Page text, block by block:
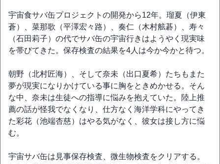
宇宙食サバ缶プロジェクトの開発から12年。瑠夏（伊東
蒼）、菜那歌（平澤宏々路）、奏仁（木村舷碁）、寿々
（石田莉子）の代でサバ缶の宇宙行きはようやく現実味
を帯びてきた。保存検査の結果を4人は今か今かと待つ。
朝野（北村匠海）、そして奈未（出口夏希）たちもまた
夢が現実になりかけている事に胸をときめかせる。そん
な中、奈未は生徒への指導に悩みを抱えていた。陸上推
薦の話が怪我でなくなり、仕方なく海洋学科にやってき
た彩花（池端杏慈）はやる気がなく、彼女は接し方に悩
む。
宇宙サバ缶は見事保存検査、微生物検査をクリアする。